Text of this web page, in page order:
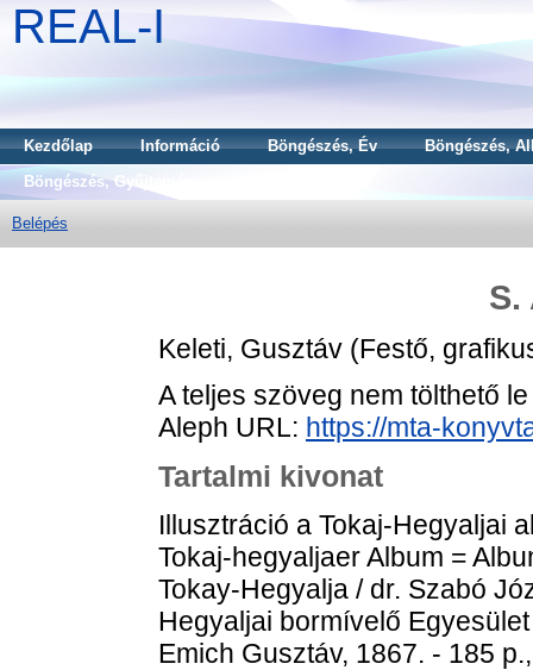
REAL-I
Kezdőlap Információ Böngészés, Év
Böngészés,
Böngészés, Gyűjtemény
Belépés
S.
Keleti, Gusztáv (Festő,
A teljes szöveg nem tölthető
Aleph URL: https://mta-
Tartalmi kivonat
Illusztráció a Tokaj-Hegyaljai
Tokaj-hegyaljaer Album =
Tokay-Hegyalja / dr. Szabó
Hegyaljai bormívelő
Emich Gusztáv, 1867. - 185